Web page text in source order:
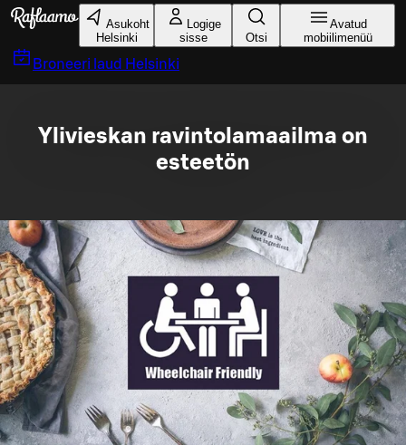
Liigu peamise sisu juurde
Asukoht
Helsinki
Logige
sisse
Otsi
Avatud
mobiilimenüü
Broneeri laud Helsinki
Ylivieskan ravintolamaailma on
esteetön